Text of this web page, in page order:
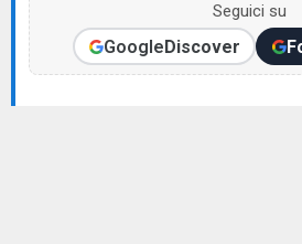
Seguici su
GoogleDiscover